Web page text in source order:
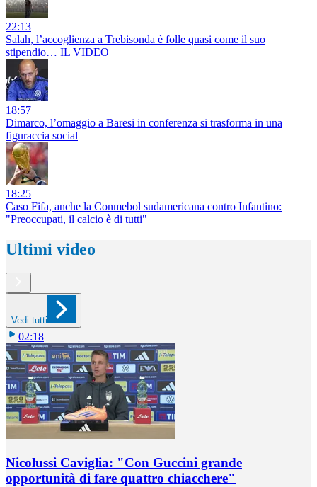
22:13
Salah, l’accoglienza a Trebisonda è folle quasi come il suo
stipendio… IL VIDEO
18:57
Dimarco, l’omaggio a Baresi in conferenza si trasforma in una
figuraccia social
18:25
Caso Fifa, anche la Conmebol sudamericana contro Infantino:
"Preoccupati, il calcio è di tutti"
Ultimi video
Vedi tutti
02:18
Nicolussi Caviglia: "Con Guccini grande
opportunità di fare quattro chiacchere"